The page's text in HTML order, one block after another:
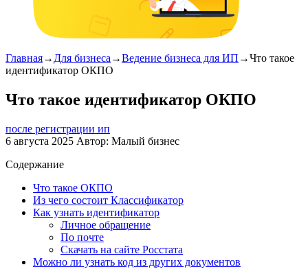
Главная→ Для бизнеса →Ведение бизнеса для ИП →Что такое
идентификатор ОКПО
Что такое идентификатор ОКПО
после регистрации ип
6 августа 2025 Автор: Малый бизнес
Содержание
Что такое ОКПО
Из чего состоит Классификатор
Как узнать идентификатор
Личное обращение
По почте
Скачать на сайте Росстата
Можно ли узнать код из других документов